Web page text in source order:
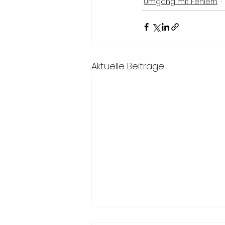
Aktuelle Beiträge